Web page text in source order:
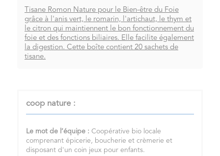
Tisane Romon Nature pour le Bien-être du Foie
grâce à l'anis vert, le romarin, l'artichaut, le thym et
le citron qui maintiennent le bon fonctionnement du
foie et des fonctions biliaires. Elle facilite également
la digestion. Cette boîte contient 20 sachets de
tisane.
coop nature :
Le mot de l’équipe : Coopérative bio locale
comprenant épicerie, boucherie et crèmerie et
disposant d'un coin jeux pour enfants.